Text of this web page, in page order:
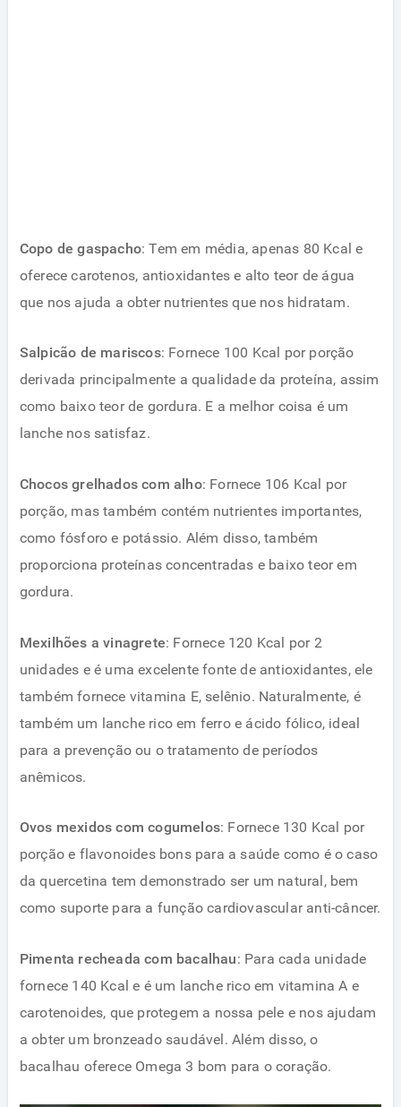
Copo de gaspacho: Tem em média, apenas 80 Kcal e
oferece carotenos, antioxidantes e alto teor de água
que nos ajuda a obter nutrientes que nos hidratam.
Salpicão de mariscos: Fornece 100 Kcal por porção
derivada principalmente a qualidade da proteína, assim
como baixo teor de gordura. E a melhor coisa é um
lanche nos satisfaz.
Chocos grelhados com alho: Fornece 106 Kcal por
porção, mas também contém nutrientes importantes,
como fósforo e potássio. Além disso, também
proporciona proteínas concentradas e baixo teor em
gordura.
Mexilhões a vinagrete: Fornece 120 Kcal por 2
unidades e é uma excelente fonte de antioxidantes, ele
também fornece vitamina E, selênio. Naturalmente, é
também um lanche rico em ferro e ácido fólico, ideal
para a prevenção ou o tratamento de períodos
anêmicos.
Ovos mexidos com cogumelos: Fornece 130 Kcal por
porção e flavonoides bons para a saúde como é o caso
da quercetina tem demonstrado ser um natural, bem
como suporte para a função cardiovascular anti-câncer.
Pimenta recheada com bacalhau: Para cada unidade
fornece 140 Kcal e é um lanche rico em vitamina A e
carotenoides, que protegem a nossa pele e nos ajudam
a obter um bronzeado saudável. Além disso, o
bacalhau oferece Omega 3 bom para o coração.